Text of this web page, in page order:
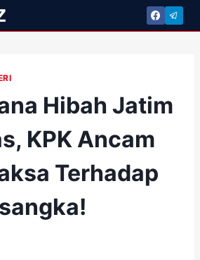
Hibah Jatim
KPK Ancam
Terhadap